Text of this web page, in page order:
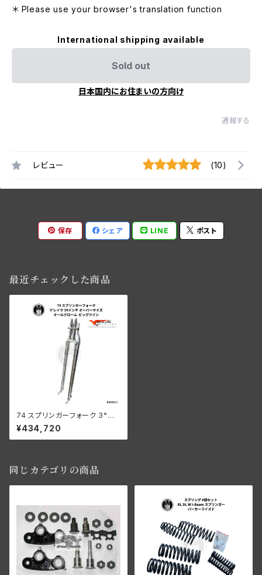
＊ Please use your browser's translation function
International shipping available
Sold out
日本国内にお住まいの方向け
通報する
レビュー (10)
保存 シェア LINE ポスト
最近チェックした商品
74 スプリンガーフォーク 3°レ
イク 20インチ OS BT オールク
ローム
¥434,720
同じカテゴリの商品